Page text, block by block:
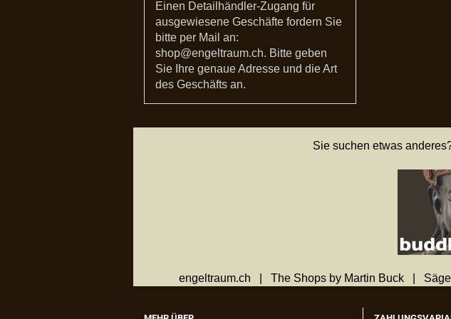
Einen Detailhändler-Zugang für
ausgewiesene Geschäfte fordern Sie
bitte per Mail an:
shop@engeltraum.ch. Bitte geben
Sie Ihre genaue Adresse und die Art
des Geschäfts an.
Sie suchen etwas
engeltraum.ch | The Shops by Martin Buck |